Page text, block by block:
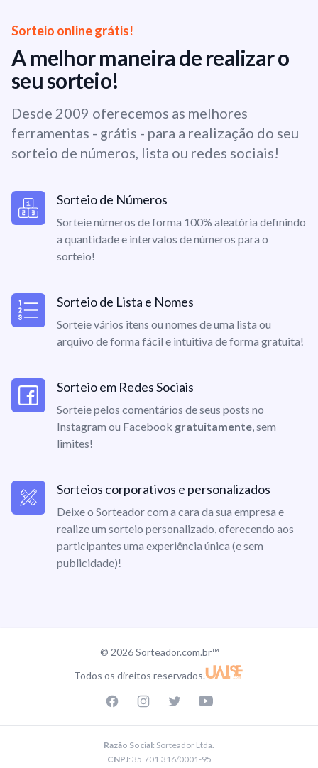
Sorteio online grátis!
A melhor maneira de realizar o
seu sorteio!
Desde 2009 oferecemos as melhores
ferramentas - grátis - para a realização do seu
sorteio de números, lista ou redes sociais!
Sorteio de Números
Sorteie números de forma 100% aleatória definindo
a quantidade e intervalos de números para o
sorteio!
Sorteio de Lista e Nomes
Sorteie vários itens ou nomes de uma lista ou
arquivo de forma fácil e intuitiva de forma gratuita!
Sorteio em Redes Sociais
Sorteie pelos comentários de seus posts no
Instagram ou Facebook gratuitamente, sem
limites!
Sorteios corporativos e personalizados
Deixe o Sorteador com a cara da sua empresa e
realize um sorteio personalizado, oferecendo aos
participantes uma experiência única (e sem
publicidade)!
© 2026Sorteador.com.br™
Todos os direitos reservados.
Razão Social: Sorteador Ltda.
CNPJ: 35.701.316/0001-95